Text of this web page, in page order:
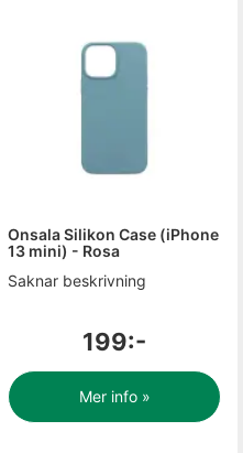
Onsala Silikon Case (iPhone
13 mini) - Rosa
Saknar beskrivning
199:-
Mer info »